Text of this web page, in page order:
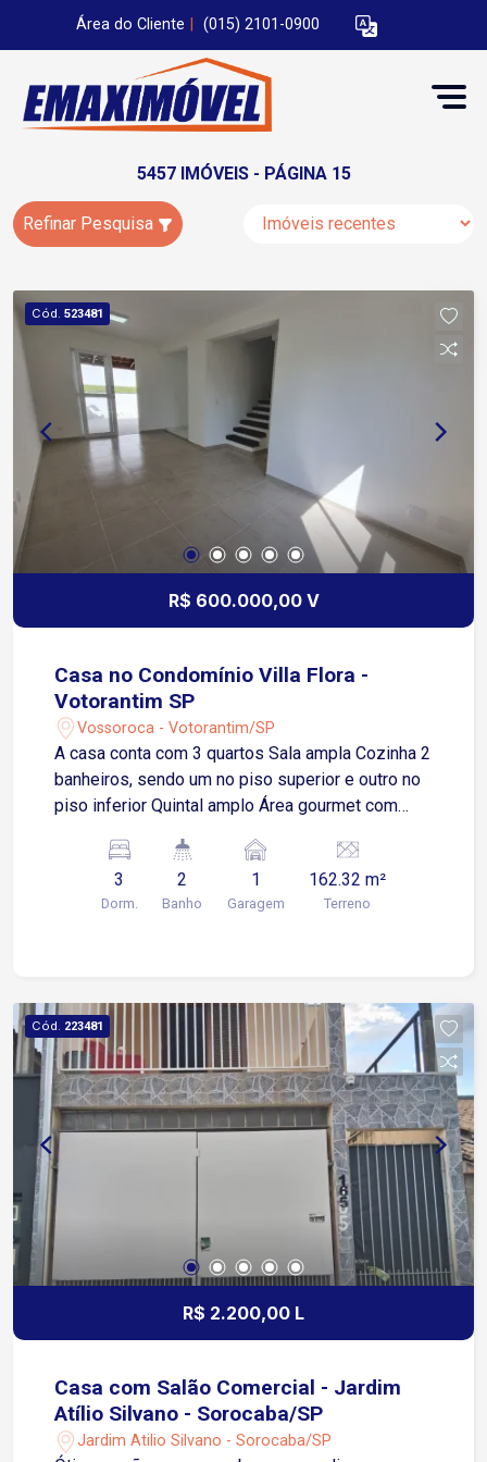
Área do Cliente (015) 2101-0900
5457 IMÓVEIS - PÁGINA 15
Refinar Pesquisa
Cód. 523481
R$ 600.000,00 V
Casa no Condomínio Villa Flora -
Votorantim SP
Vossoroca - Votorantim/SP
A casa conta com 3 quartos Sala ampla Cozinha 2
banheiros, sendo um no piso superior e outro no
piso inferior Quintal amplo Área gourmet com
externa 1 vaga de garagem Modelo Mariana -
casa de meio Terreno com 162,32 m² Área
construída de 75,30 m² O condomínio oferece
procura segurança, tranquilidade e praticidade em
uma das regiões mais procuradas de Votorantim.
3
Dorm.
2
Banho
1
Garagem
162.32 m²
Terreno
Cód. 223481
R$ 2.200,00 L
Casa com Salão Comercial - Jardim
Atílio Silvano - Sorocaba/SP
Jardim Atilio Silvano - Sorocaba/SP